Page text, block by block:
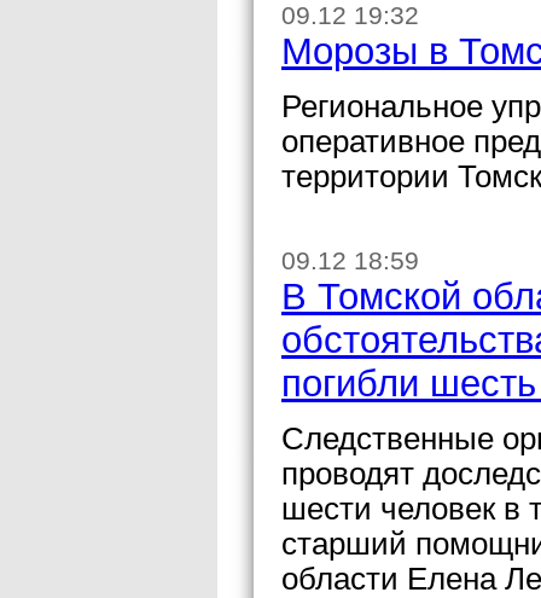
09.12 19:32
Морозы в
Региональное
оперативное
территории
09.12 18:59
В Томской
погибли
Следственные
проводят
шести человек в
старший
области Елена